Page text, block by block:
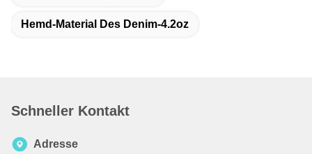
Hemd-Material Des Denim-4.2oz
Schneller Kontakt
Adresse